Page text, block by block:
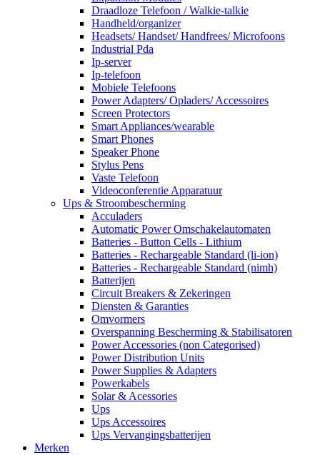
Draadloze Telefoon / Walkie-talkie
Handheld/organizer
Headsets/ Handset/ Handfrees/ Microfoons
Industrial Pda
Ip-server
Ip-telefoon
Mobiele Telefoons
Power Adapters/ Opladers/ Accessoires
Screen Protectors
Smart Appliances/wearable
Smart Phones
Speaker Phone
Stylus Pens
Vaste Telefoon
Videoconferentie Apparatuur
Ups & Stroombescherming
Acculaders
Automatic Power Omschakelautomaten
Batteries - Button Cells - Lithium
Batteries - Rechargeable Standard (li-ion)
Batteries - Rechargeable Standard (nimh)
Batterijen
Circuit Breakers & Zekeringen
Diensten & Garanties
Omvormers
Overspanning Bescherming & Stabilisatoren
Power Accessories (non Categorised)
Power Distribution Units
Power Supplies & Adapters
Powerkabels
Solar & Acessories
Ups
Ups Accessoires
Ups Vervangingsbatterijen
Merken